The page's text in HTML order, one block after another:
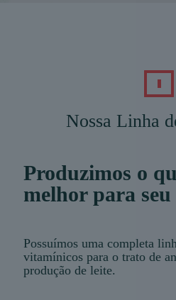
Nossa Linha
Produzimos o
melhor para
Possuímos uma completa
vitamínicos para o trato de
produção de leite.